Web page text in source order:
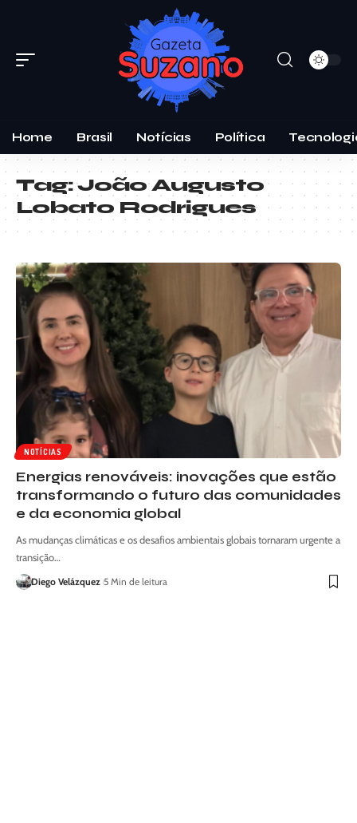
Home Brasil Notícias Política
Tag:João Augusto
Lobato Rodrigues
NOTÍCIAS
Energias renováveis: inovações que estão
transformando o futuro das comunidades
e da economia global
As mudanças climáticas e os desafios ambientais globais tornaram urgente a
transição…
Diego Velázquez 5 Min de leitura